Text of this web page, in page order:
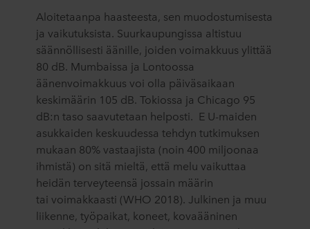
Aloitetaanpa haasteesta, sen muodostumisesta
ja vaikutuksista. Suurkaupungissa altistuu
säännöllisesti äänille, joiden voimakkuus ylittää
80 dB. Mumbaissa ja Lontoossa
äänenvoimakkuus voi olla päiväsaikaan
keskimäärin 105 dB. Tokiossa ja Chicago 95
dB:n taso saavutetaan helposti. E U-maiden
asukkaiden keskuudessa tehdyn tutkimuksen
mukaan 80% vastaajista (noin 400 miljoonaa
ihmistä) on sitä mieltä, että melu vaikuttaa
heidän terveyteensä jossain määrin
tai voimakkaasti (WHO 2018). Julkinen ja muu
liikenne, työpaikat, koneet, kovaääninen